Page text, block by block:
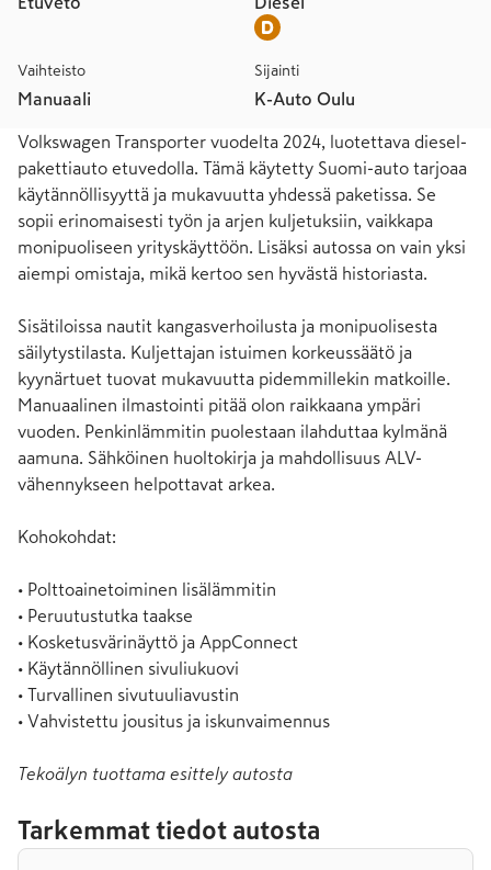
Vaihteisto
Manuaali
Sijainti
K-Auto Oulu
Volkswagen Transporter vuodelta 2024, luotettava diesel-
pakettiauto etuvedolla. Tämä käytetty Suomi-auto tarjoaa
käytännöllisyyttä ja mukavuutta yhdessä paketissa. Se
sopii erinomaisesti työn ja arjen kuljetuksiin, vaikkapa
monipuoliseen yrityskäyttöön. Lisäksi autossa on vain yksi
aiempi omistaja, mikä kertoo sen hyvästä historiasta.
Sisätiloissa nautit kangasverhoilusta ja monipuolisesta
säilytystilasta. Kuljettajan istuimen korkeussäätö ja
kyynärtuet tuovat mukavuutta pidemmillekin matkoille.
Manuaalinen ilmastointi pitää olon raikkaana ympäri
vuoden. Penkinlämmitin puolestaan ilahduttaa kylmänä
aamuna. Sähköinen huoltokirja ja mahdollisuus ALV-
vähennykseen helpottavat arkea.
Kohokohdat:
• Polttoainetoiminen lisälämmitin
• Peruutustutka taakse
• Kosketusvärinäyttö ja AppConnect
• Käytännöllinen sivuliukuovi
• Turvallinen sivutuuliavustin
• Vahvistettu jousitus ja iskunvaimennus
Tekoälyn tuottama esittely autosta
Tarkemmat tiedot autosta